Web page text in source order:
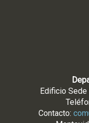
Edificio
Contacto: